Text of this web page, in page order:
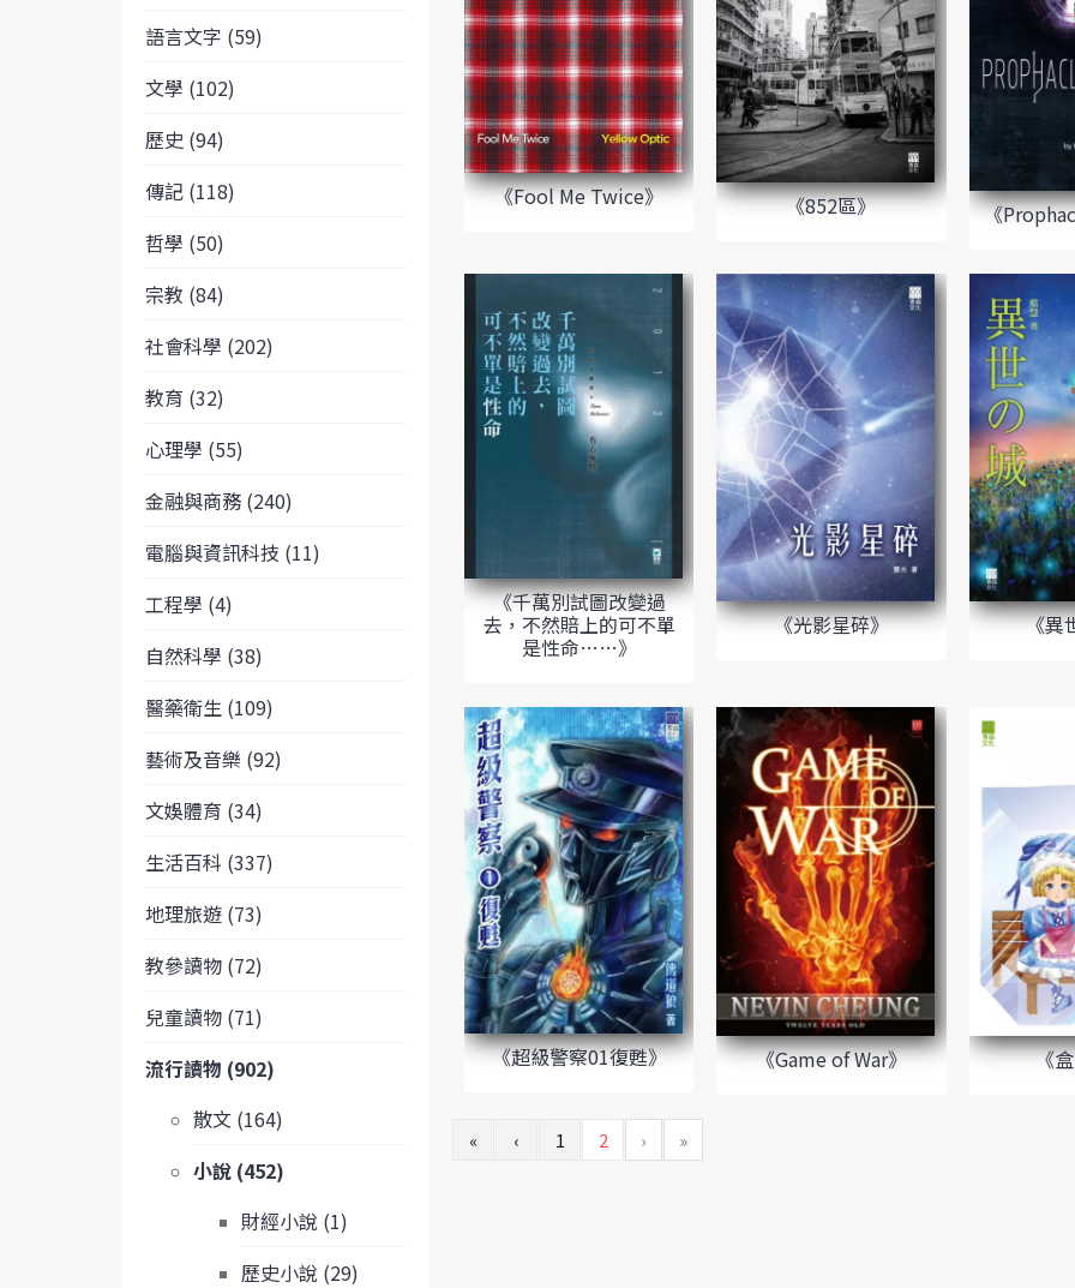
語言文字 (59)
文學 (102)
歷史 (94)
傳記 (118)
哲學 (50)
宗教 (84)
社會科學 (202)
教育 (32)
心理學 (55)
金融與商務 (240)
電腦與資訊科技 (11)
工程學 (4)
自然科學 (38)
醫藥衛生 (109)
藝術及音樂 (92)
文娛體育 (34)
生活百科 (337)
地理旅遊 (73)
教參讀物 (72)
兒童讀物 (71)
流行讀物 (902)
散文 (164)
小說 (452)
財經小說 (1)
歷史小說 (29)
《Fool Me Twice》 《852區》 《
《千萬別試圖改變過
去，不然賠上的可不單
是性命……》
《光影星碎》 《異
《超級警察01復甦》 《Game of War》 《
« ‹ 1 2 › »